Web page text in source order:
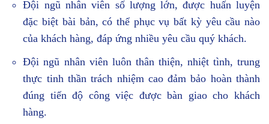
Đội ngũ nhân viên số lượng lớn, được huấn luyện
đặc biệt bài bản, có thể phục vụ bất kỳ yêu cầu nào
của khách hàng, đáp ứng nhiều yêu cầu quý khách.
Đội ngũ nhân viên luôn thân thiện, nhiệt tình, trung
thực tinh thần trách nhiệm cao đảm bảo hoàn thành
đúng tiến độ công việc được bàn giao cho khách
hàng.